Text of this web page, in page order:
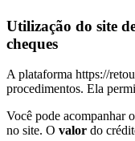
Utilização do site
cheques
A plataforma https://
procedimentos. Ela
Você pode acompanhar
no site. O valor do